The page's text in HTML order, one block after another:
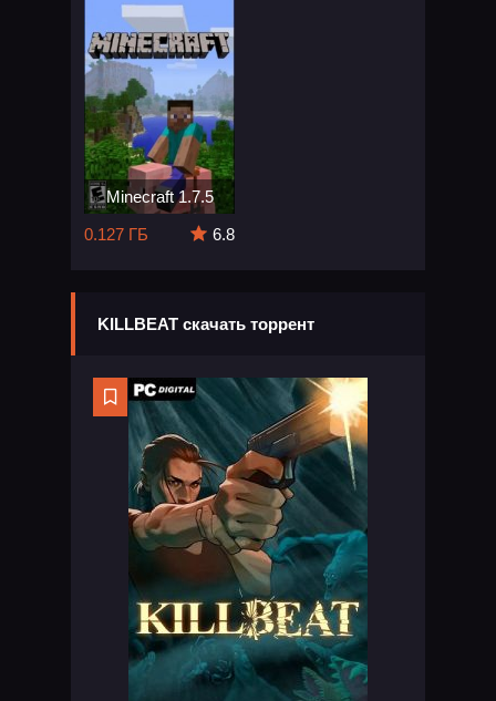
Minecraft 1.7.5
0.127 ГБ
6.8
KILLBEAT скачать торрент